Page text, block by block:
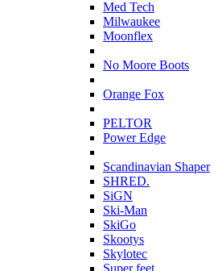
Med Tech
Milwaukee
Moonflex
No Moore Boots
Orange Fox
PELTOR
Power Edge
Scandinavian Shaper
SHRED.
SiGN
Ski-Man
SkiGo
Skootys
Skylotec
Super feet